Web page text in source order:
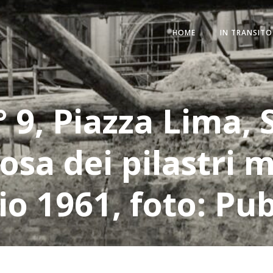
HOME IN TRANSITO
9, Piazza Lima,
dei pilastri
1961, foto: